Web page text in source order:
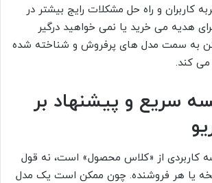
کاربران و راه حل مشکلات رایج بیشتر در
هدیه می خرید یا نمی خواهید درگیر
به سمت مدل های پرفروش و شناخته شده
می کند.
سریع و پیشنهاد بر
کاربردی از «کلاس محصول» است، نه قول
یا هر فروشنده. چون ممکن است یک مدل